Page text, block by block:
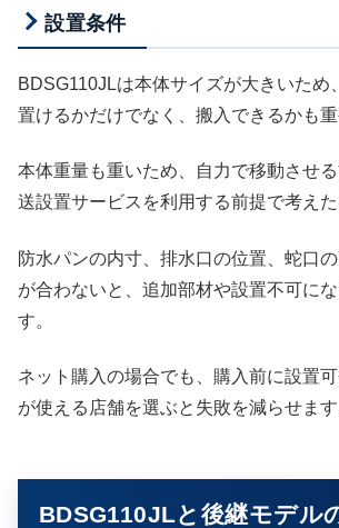
設置条件
BDSG110JLは本体サイズが大きいため
置けるかだけでなく、搬入できるかも重
本体重量も重いため、自力で移動させ
送設置サービスを利用する前提で考えた
防水パンの内寸、排水口の位置、蛇口
が合わないと、追加部材や設置不可に
す。
ネット購入の場合でも、購入前に設置
が使える店舗を選ぶと失敗を減らせます
BDSG110JLと後継モデル